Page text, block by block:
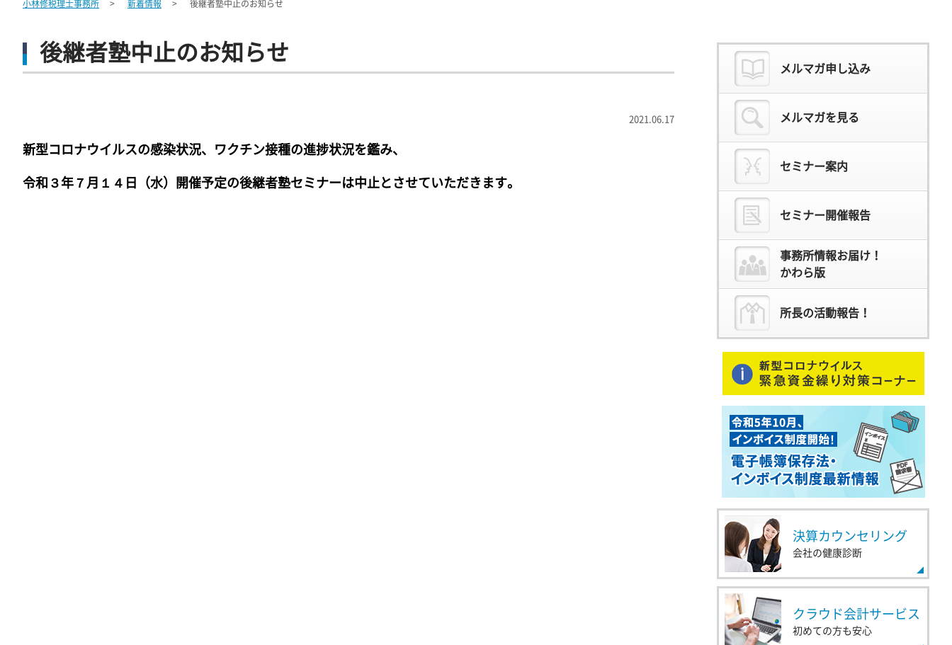
小林修税理士事務所 新着情報 後継者塾中止のお知らせ
後継者塾中止のお知らせ
2021.06.17
新型コロナウイルスの感染状況、ワクチン接種の進捗状況を鑑み、
令和３年７月１４日（水）開催予定の後継者塾セミナーは中止とさせていただきます。
メルマガ申し込み
メルマガを見る
セミナー案内
セミナー開催報告
事務所情報お届け！
かわら版
所長の活動報告！
決算カウンセリング
会社の健康診断
クラウド会計サービス
初めての方も安心